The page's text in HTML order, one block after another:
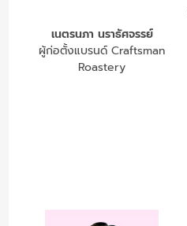
เนตรนภา นราธัศจรรย์
ผู้ก่อตั้งแบรนด์ Craftsman
Roastery